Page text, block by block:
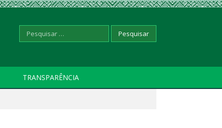
Pesquisar
TRANSPARÊNCIA